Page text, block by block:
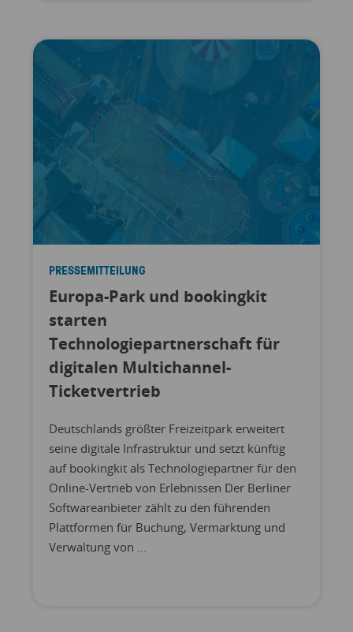
PRESSEMITTEILUNG
Europa-Park und bookingkit
starten
Technologiepartnerschaft für
digitalen Multichannel-
Ticketvertrieb
Deutschlands größter Freizeitpark erweitert
seine digitale Infrastruktur und setzt künftig
auf bookingkit als Technologiepartner für den
Online-Vertrieb von Erlebnissen Der Berliner
Softwareanbieter zählt zu den führenden
Plattformen für Buchung, Vermarktung und
Verwaltung von ...